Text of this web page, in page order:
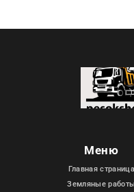
Меню
Главная страница
Земляные работы